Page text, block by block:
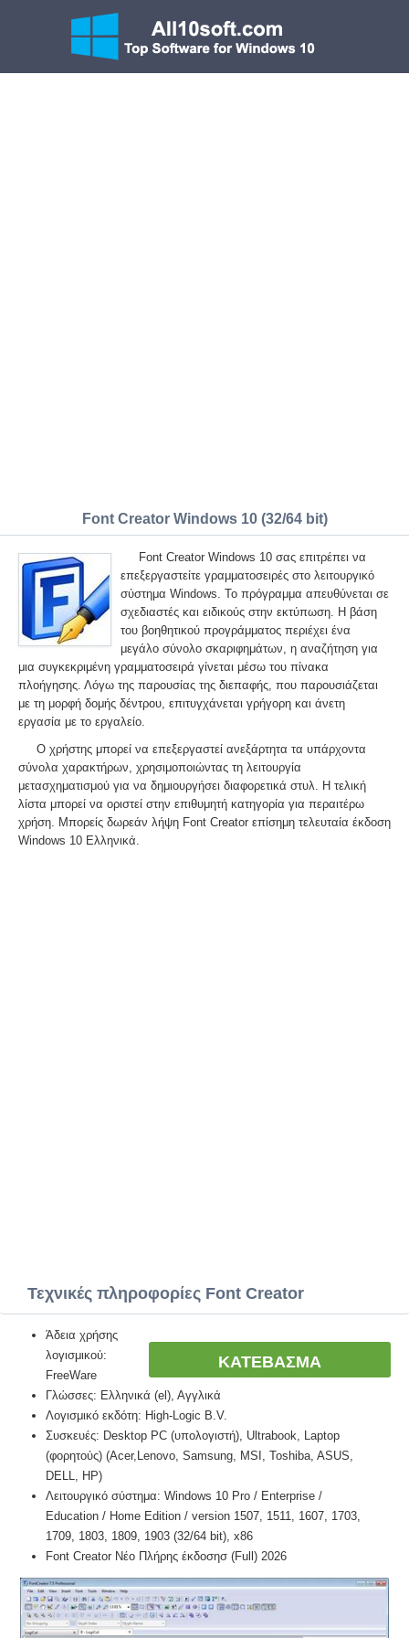
Font Creator Windows 10 (32/64 bit)
Font Creator Windows 10 σας επιτρέπει να
επεξεργαστείτε γραμματοσειρές στο λειτουργικό
σύστημα Windows. Το πρόγραμμα απευθύνεται σε
σχεδιαστές και ειδικούς στην εκτύπωση. Η βάση
του βοηθητικού προγράμματος περιέχει ένα
μεγάλο σύνολο σκαριφημάτων, η αναζήτηση για
μια συγκεκριμένη γραμματοσειρά γίνεται μέσω του πίνακα
πλοήγησης. Λόγω της παρουσίας της διεπαφής, που παρουσιάζεται
με τη μορφή δομής δέντρου, επιτυγχάνεται γρήγορη και άνετη
εργασία με το εργαλείο.
Ο χρήστης μπορεί να επεξεργαστεί ανεξάρτητα τα υπάρχοντα
σύνολα χαρακτήρων, χρησιμοποιώντας τη λειτουργία
μετασχηματισμού για να δημιουργήσει διαφορετικά στυλ. Η τελική
λίστα μπορεί να οριστεί στην επιθυμητή κατηγορία για περαιτέρω
χρήση. Μπορείς δωρεάν λήψη Font Creator επίσημη τελευταία έκδοση
Windows 10 Ελληνικά.
Τεχνικές πληροφορίες Font Creator
ΚΑΤΕΒΑΣΜΑ
Άδεια χρήσης
λογισμικού:
FreeWare
Γλώσσες: Ελληνικά (el), Αγγλικά
Λογισμικό εκδότη: High-Logic B.V.
Συσκευές: Desktop PC (υπολογιστή), Ultrabook, Laptop
(φορητούς) (Acer,Lenovo, Samsung, MSI, Toshiba, ASUS,
DELL, HP)
Λειτουργικό σύστημα: Windows 10 Pro / Enterprise /
Education / Home Edition / version 1507, 1511, 1607, 1703,
1709, 1803, 1809, 1903 (32/64 bit), x86
Font Creator Νέο Πλήρης έκδοσησ (Full) 2026